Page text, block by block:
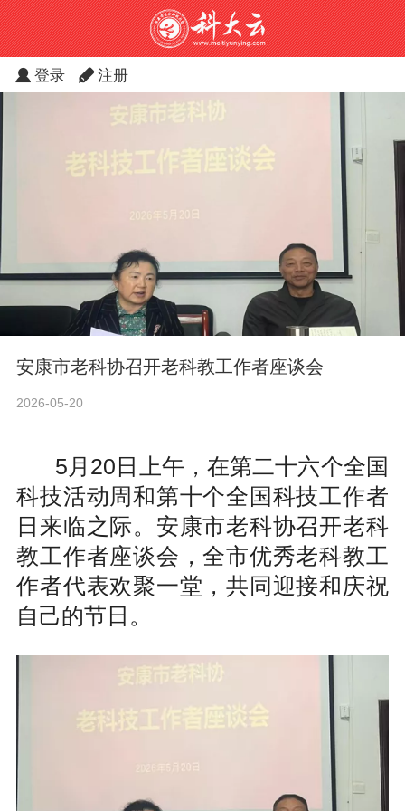
登录 注册
安康市老科协召开老科教工作者座谈会
2026-05-20
5月20日上午，在第二十六个全国
科技活动周和第十个全国科技工作者
日来临之际。安康市老科协召开老科
教工作者座谈会，全市优秀老科教工
作者代表欢聚一堂，共同迎接和庆祝
自己的节日。